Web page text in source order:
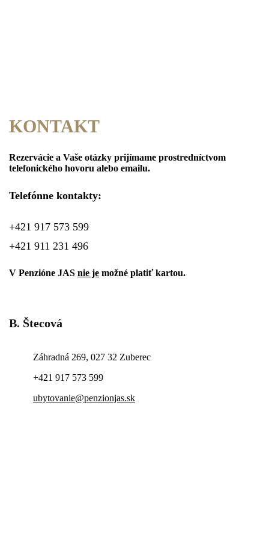
KONTAKT
Rezervácie a Vaše otázky prijímame prostredníctvom
telefonického hovoru alebo emailu.
Telefónne kontakty:
+421 917 573 599
+421 911 231 496
V Penzióne JAS nie je možné platiť kartou.
B. Štecová
Záhradná 269, 027 32 Zuberec
+421 917 573 599
ubytovanie@penzionjas.sk